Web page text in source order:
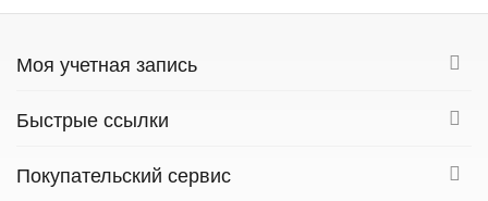
Моя учетная запись
Быстрые ссылки
Покупательский сервис